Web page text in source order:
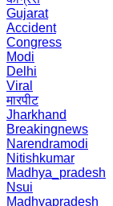
Gujarat
Accident
Congress
Modi
Delhi
Viral
मारपीट
Jharkhand
Breakingnews
Narendramodi
Nitishkumar
Madhya_pradesh
Nsui
Madhyapradesh